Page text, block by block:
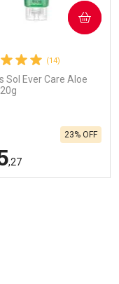
(14)
Sol Ever Care Aloe
,27
23% OFF
COMPRAR